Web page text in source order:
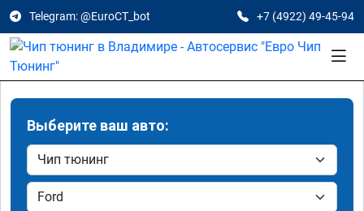
Telegram: @EuroCT_bot +7 (4922) 49-45-94
Выберите ваш авто: